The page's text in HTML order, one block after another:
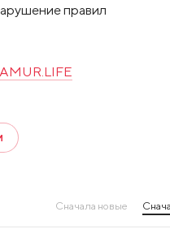
правил
AMUR.LIFE
Сначала новые